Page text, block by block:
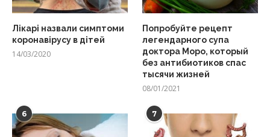
Лікарі назвали симптоми
коронавірусу в дітей
14/03/2020
Попробуйте рецепт
легендарного супа
доктора Моро, который
без антибиотиков спас
тысячи жизней
08/01/2021
6 7